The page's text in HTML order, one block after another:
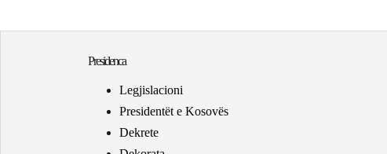
Presidenca
Legjislacioni
Presidentët e Kosovës
Dekrete